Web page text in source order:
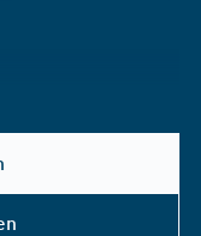
& Kontakt